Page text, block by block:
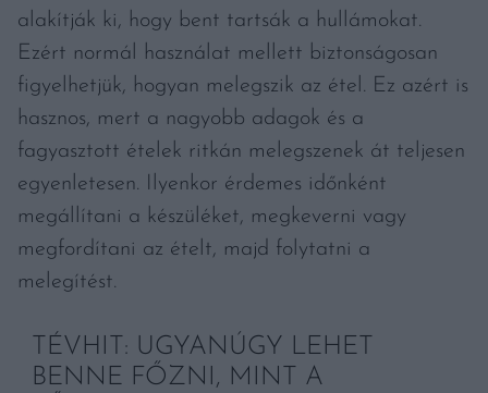
alakítják ki, hogy bent tartsák a hullámokat.
Ezért normál használat mellett biztonságosan
figyelhetjük, hogyan melegszik az étel. Ez azért is
hasznos, mert a nagyobb adagok és a
fagyasztott ételek ritkán melegszenek át teljesen
egyenletesen. Ilyenkor érdemes időnként
megállítani a készüléket, megkeverni vagy
megfordítani az ételt, majd folytatni a
melegítést.
TÉVHIT: UGYANÚGY LEHET
BENNE FŐZNI, MINT A